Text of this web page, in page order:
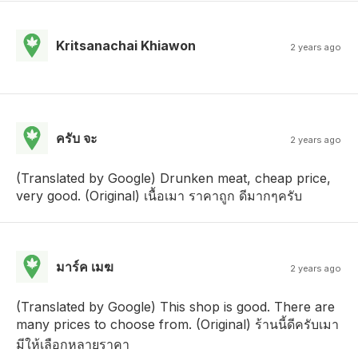
Kritsanachai Khiawon 2 years ago
ครับ จะ 2 years ago
(Translated by Google) Drunken meat, cheap price,
very good. (Original) เนื้อเมา ราคาถูก ดีมากๆครับ
มาร์ค เมฆ 2 years ago
(Translated by Google) This shop is good. There are
many prices to choose from. (Original) ร้านนี้ดีครับเมา
มีให้เลือกหลายราคา